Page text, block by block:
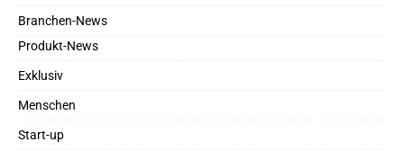
Branchen-News
Produkt-News
Exklusiv
Menschen
Start-up